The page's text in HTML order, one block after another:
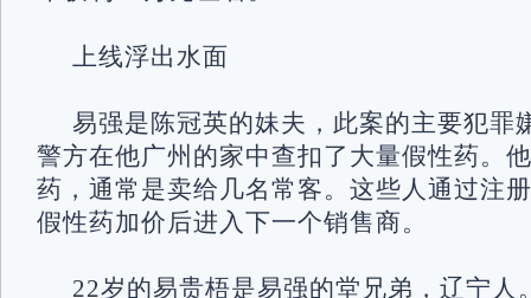
上线浮出水面
易强是陈冠英的妹夫，此案的主要犯罪
警方在他广州的家中查扣了大量假性药。
药，通常是卖给几名常客。这些人通过注
假性药加价后进入下一个销售商。
22岁的易贵梧是易强的堂兄弟，辽宁人